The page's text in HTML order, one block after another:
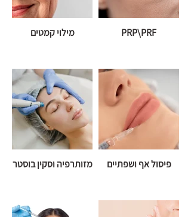
PRP\PRF מילוי קמטים
פיסול אף ושפתיים מזותרפיה וסקין בוסטר